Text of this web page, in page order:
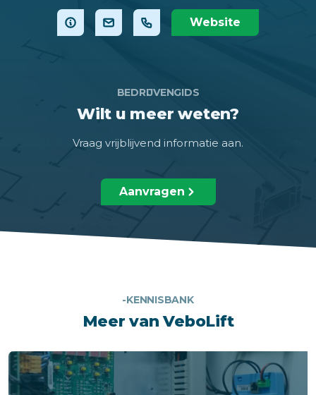
Website
BEDRIJVENGIDS
Wilt u meer weten?
Vraag vrijblijvend informatie aan.
Aanvragen
-KENNISBANK
Meer van VeboLift